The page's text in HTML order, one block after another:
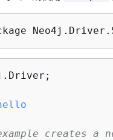
creates a